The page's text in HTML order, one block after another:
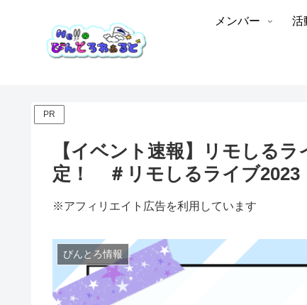
メンバー 活
PR
【イベント速報】リモしる
定！ ＃リモしるライブ2023
※アフィリエイト広告を利用しています
びんとろ情報